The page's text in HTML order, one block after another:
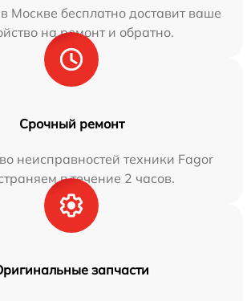
Москве бесплатно доставит ваше
на ремонт и обратно.
Срочный ремонт
неисправностей техники Fagor
в течение 2 часов.
запчасти